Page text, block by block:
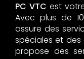
PC VTCest
Avec plus de
assure des
spéciales et
propose des